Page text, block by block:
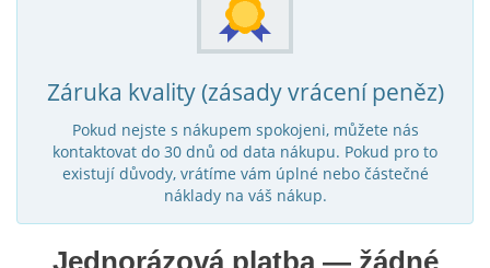
Záruka kvality (zásady vrácení peněz)
Pokud nejste s nákupem spokojeni, můžete nás
kontaktovat do 30 dnů od data nákupu. Pokud pro to
existují důvody, vrátíme vám úplné nebo částečné
náklady na váš nákup.
Jednorázová platba — žádné